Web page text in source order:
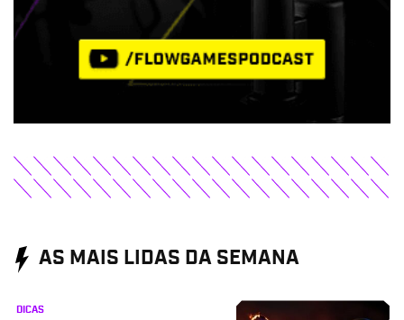
AS MAIS LIDAS DA SEMANA
DICAS